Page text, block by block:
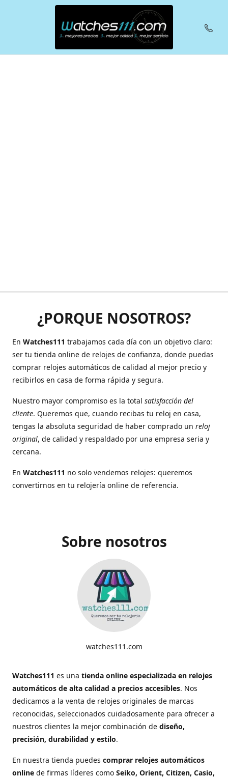
¿PORQUE NOSOTROS?
En Watches111 trabajamos cada día con un objetivo claro:
ser tu tienda online de relojes de confianza, donde puedas
comprar relojes automáticos de calidad al mejor precio y
recibirlos en casa de forma rápida y segura.
Nuestro mayor compromiso es la total satisfacción del
cliente. Queremos que, cuando recibas tu reloj en casa,
tengas la absoluta seguridad de haber comprado un reloj
original, de calidad y respaldado por una empresa seria y
cercana.
En Watches111 no solo vendemos relojes: queremos
convertirnos en tu relojería online de referencia.
Sobre nosotros
watches111.com
Watches111 es una tienda online especializada en relojes
automáticos de alta calidad a precios accesibles. Nos
dedicamos a la venta de relojes originales de marcas
reconocidas, seleccionados cuidadosamente para ofrecer a
nuestros clientes la mejor combinación de diseño,
precisión, durabilidad y estilo.
En nuestra tienda puedes comprar relojes automáticos
online de firmas líderes como Seiko, Orient, Citizen, Casio,